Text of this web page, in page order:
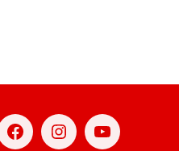
FacebookInstagramYouTube